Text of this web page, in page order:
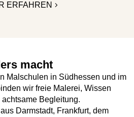
ERFAHREN
macht
Malschulen in Südhessen und im
wir freie Malerei, Wissen
Begleitung.
Darmstadt, Frankfurt, dem